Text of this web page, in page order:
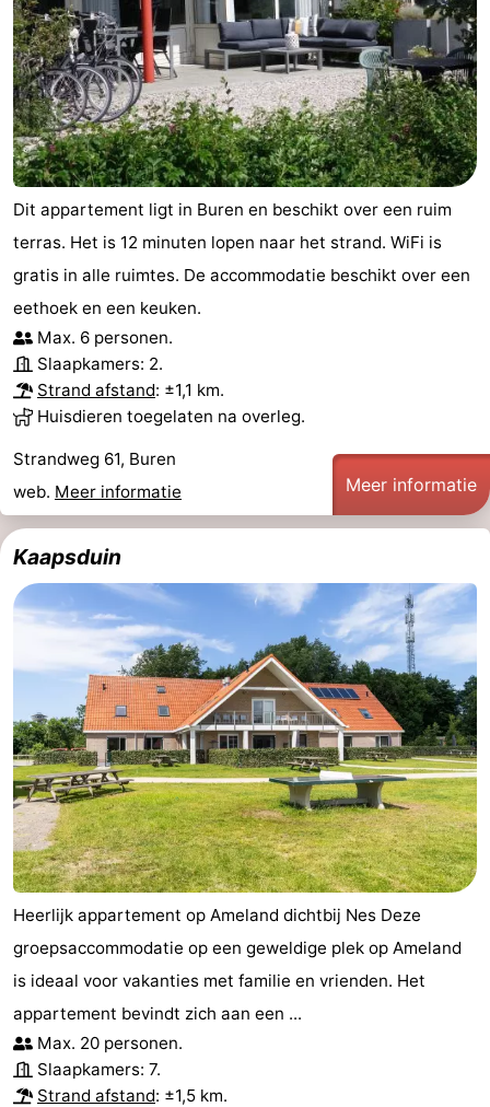
Dit appartement ligt in Buren en beschikt over een ruim
terras. Het is 12 minuten lopen naar het strand. WiFi is
gratis in alle ruimtes. De accommodatie beschikt over een
eethoek en een keuken.
Max. 6 personen.
Slaapkamers: 2.
Strand afstand: ±1,1 km.
Huisdieren toegelaten na overleg.
Strandweg 61, Buren
web. Meer informatie Meer informatie
Kaapsduin
Heerlijk appartement op Ameland dichtbij Nes Deze
groepsaccommodatie op een geweldige plek op Ameland
is ideaal voor vakanties met familie en vrienden. Het
appartement bevindt zich aan een ...
Max. 20 personen.
Slaapkamers: 7.
Strand afstand: ±1,5 km.